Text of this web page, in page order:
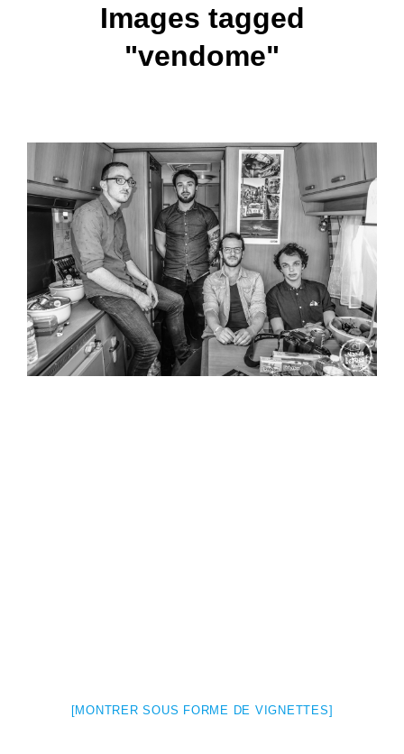
Images tagged
"vendome"
[MONTRER SOUS FORME DE VIGNETTES]